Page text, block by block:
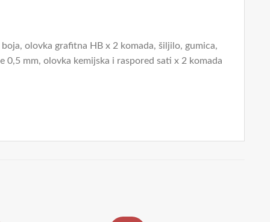
olovka grafitna HB x 2 komada, šiljilo, gumica,
mm, olovka kemijska i raspored sati x 2 komada